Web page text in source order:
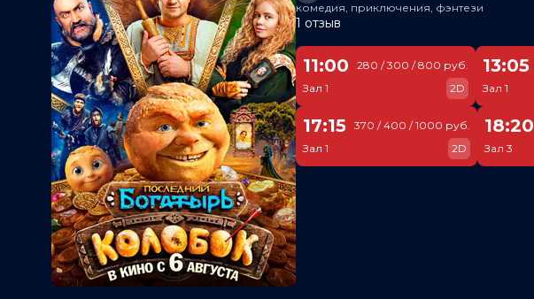
комедия, приключения, фэнтези
1 отзыв
11:00
Зал 1
280 / 300 / 800 руб.
2D
13:05
Зал 1
17:15
Зал 1
370 / 400 / 1000 руб.
2D
18:20
Зал 3